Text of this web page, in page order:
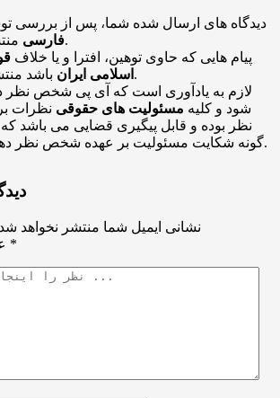
دیدگاه های ارسال شده شما، پس از بررسی
فارسیمنتشر خواهد شد.
پیام هایی که حاوی توهین، افترا و یا خلاف
اسلامی ایران باشد منتشر نخواهد شد.
لازم به یادآوری است که آی پی شخص نظر
شود و کلیه مسئولیت های حقوقی نظرات
نظر بوده و قابل پیگیری قضایی می باشد
گونه شکایت مسئولیت بر عهده شخص نظر دهنده خواهد بود.
نشانی ایمیل شما منتشر نخواهد
*